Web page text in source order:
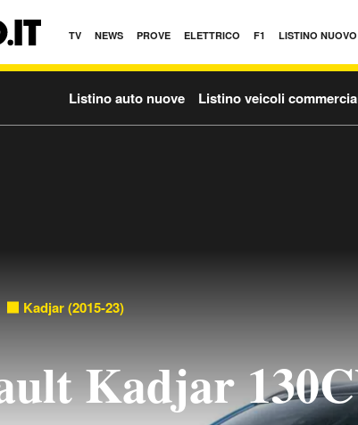
TV NEWS PROVE ELETTRICO F1 LISTINO NUOVO
Listino auto nuove Listino veicoli
Kadjar (2015-23)
Kadjar